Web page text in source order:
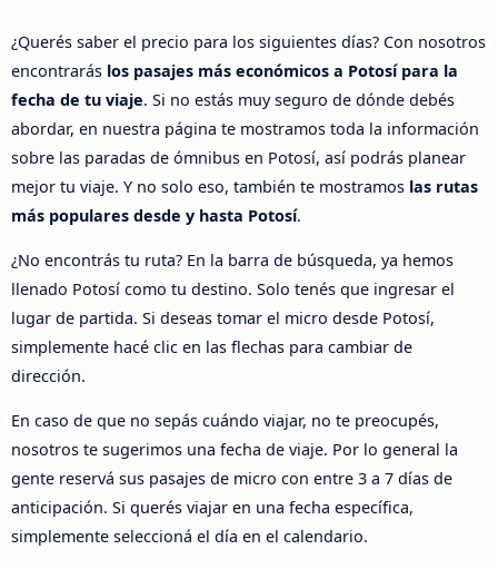
¿Querés saber el precio para los siguientes días? Con nosotros
encontrarás los pasajes más económicos a Potosí para la
fecha de tu viaje. Si no estás muy seguro de dónde debés
abordar, en nuestra página te mostramos toda la información
sobre las paradas de ómnibus en Potosí, así podrás planear
mejor tu viaje. Y no solo eso, también te mostramos las rutas
más populares desde y hasta Potosí.
¿No encontrás tu ruta? En la barra de búsqueda, ya hemos
llenado Potosí como tu destino. Solo tenés que ingresar el
lugar de partida. Si deseas tomar el micro desde Potosí,
simplemente hacé clic en las flechas para cambiar de
dirección.
En caso de que no sepás cuándo viajar, no te preocupés,
nosotros te sugerimos una fecha de viaje. Por lo general la
gente reservá sus pasajes de micro con entre 3 a 7 días de
anticipación. Si querés viajar en una fecha específica,
simplemente seleccioná el día en el calendario.